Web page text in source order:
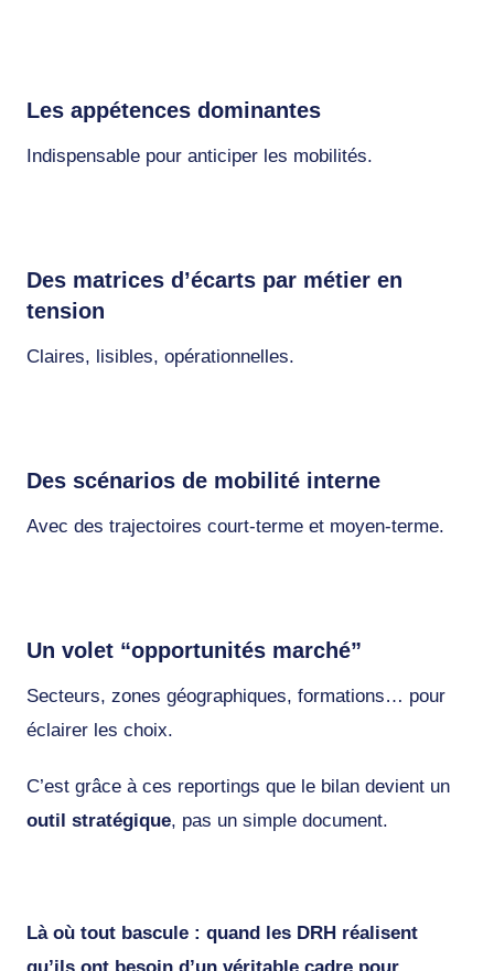
Les appétences dominantes
Indispensable pour anticiper les mobilités.
Des matrices d’écarts par métier en
tension
Claires, lisibles, opérationnelles.
Des scénarios de mobilité interne
Avec des trajectoires court-terme et moyen-terme.
Un volet “opportunités marché”
Secteurs, zones géographiques, formations… pour
éclairer les choix.
C’est grâce à ces reportings que le bilan devient un
outil stratégique, pas un simple document.
Là où tout bascule : quand les DRH réalisent